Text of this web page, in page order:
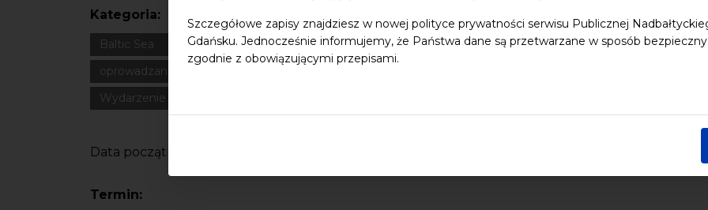
Szczegółowe zapisy znajdziesz w nowej polityce prywatności serwisu Publicznej
Gdańsku. Jednocześnie informujemy, że Państwa dane są przetwarzane w sposób
zgodnie z obowiązującymi przepisami.
Kategoria:
Baltic Sea Bałtyk Cultural heritage Dla dzieci Dziedzictwo kulturowe ekologia Festiwal
oprowadzanie
Wydarzenie zewnętrzne
Data początkowa
Termin: